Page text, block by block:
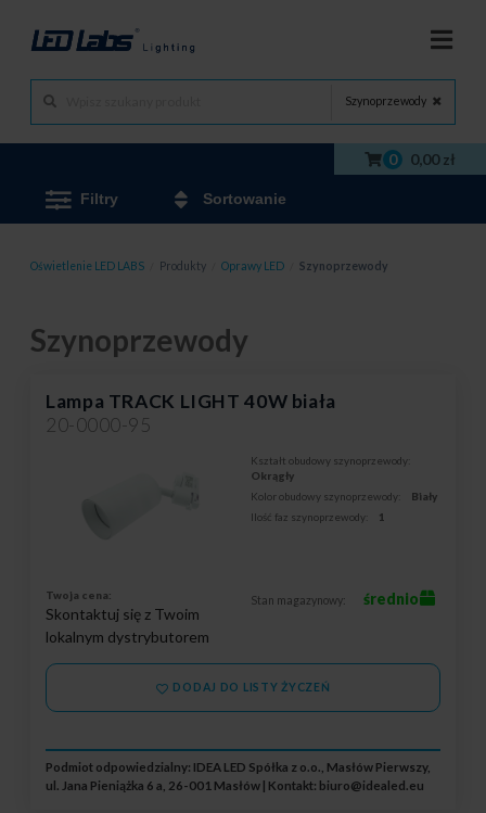
Szynoprzewody
0 0,00 zł
Filtry Sortowanie
Oświetlenie LED LABS Produkty Oprawy LED Szynoprzewody
Szynoprzewody
Lampa TRACK LIGHT 40W biała
20-0000-95
Kształt obudowy szynoprzewody:
Okrągły
Kolor obudowy szynoprzewody:
Biały
Ilość faz szynoprzewody:
1
Twoja cena:
Skontaktuj się z Twoim
lokalnym dystrybutorem
Stan magazynowy: średnio
DODAJ DO LISTY ŻYCZEŃ
Podmiot odpowiedzialny: IDEA LED Spółka z o.o., Masłów Pierwszy,
ul. Jana Pieniążka 6 a, 26-001 Masłów | Kontakt: biuro@idealed.eu